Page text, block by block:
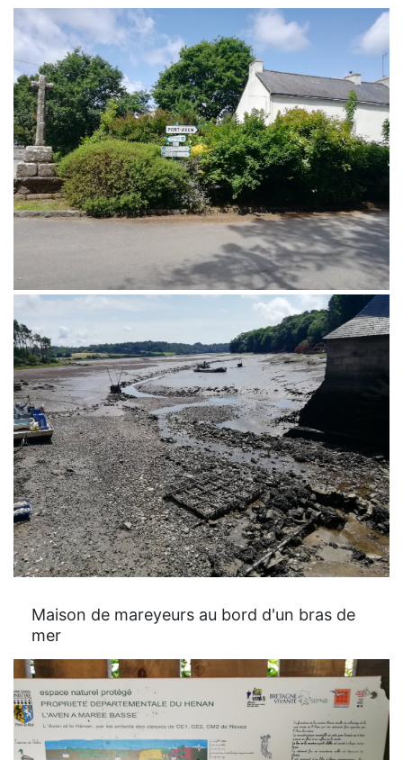
Maison de mareyeurs au bord d'un bras de
mer